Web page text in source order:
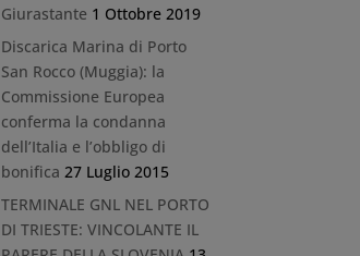
Giurastante 1 Ottobre 2019
Discarica Marina di Porto
San Rocco (Muggia): la
Commissione Europea
conferma la condanna
dell’Italia e l’obbligo di
bonifica 27 Luglio 2015
TERMINALE GNL NEL PORTO
DI TRIESTE: VINCOLANTE IL